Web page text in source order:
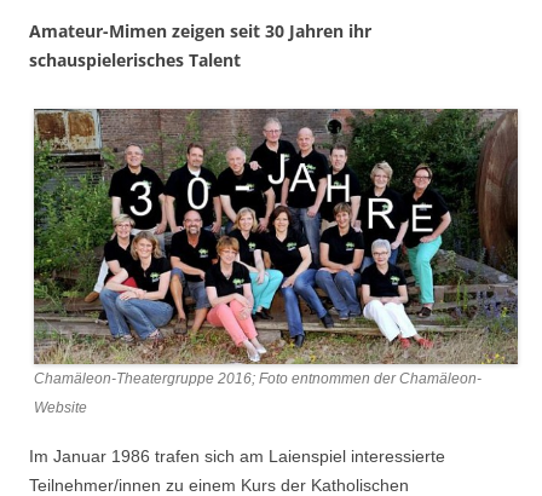
Amateur-Mimen zeigen seit 30 Jahren ihr
schauspielerisches Talent
Chamäleon-Theatergruppe 2016; Foto entnommen der Chamäleon-
Website
Im Januar 1986 trafen sich am Laienspiel interessierte
Teilnehmer/innen zu einem Kurs der Katholischen